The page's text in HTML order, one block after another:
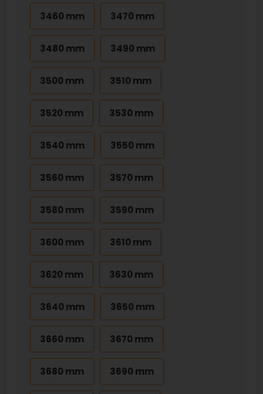
3460 mm 3470 mm
3480 mm 3490 mm
3500 mm 3510 mm
3520 mm 3530 mm
3540 mm 3550 mm
3560 mm 3570 mm
3580 mm 3590 mm
3600 mm 3610 mm
3620 mm 3630 mm
3640 mm 3650 mm
3660 mm 3670 mm
3680 mm 3690 mm